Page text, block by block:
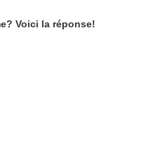
Voici la réponse!